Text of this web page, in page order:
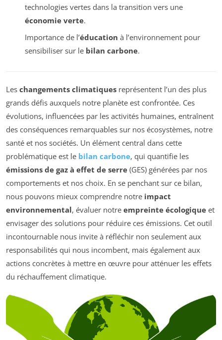
technologies vertes dans la transition vers une
économie verte.
Importance de l’éducation à l’environnement pour
sensibiliser sur le bilan carbone.
Les changements climatiques représentent l’un des plus
grands défis auxquels notre planète est confrontée. Ces
évolutions, influencées par les activités humaines, entraînent
des conséquences remarquables sur nos écosystèmes, notre
santé et nos sociétés. Un élément central dans cette
problématique est le bilan carbone, qui quantifie les
émissions de gaz à effet de serre (GES) générées par nos
comportements et nos choix. En se penchant sur ce bilan,
nous pouvons mieux comprendre notre impact
environnemental, évaluer notre empreinte écologique et
envisager des solutions pour réduire ces émissions. Cet outil
incontournable nous invite à réfléchir non seulement aux
responsabilités qui nous incombent, mais également aux
actions concrètes à mettre en œuvre pour atténuer les effets
du réchauffement climatique.